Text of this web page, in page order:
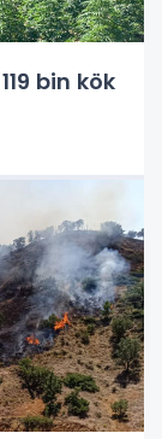
bin kök